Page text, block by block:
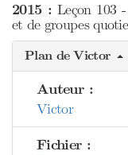
2015 : Leçon 103
et de groupes
Plan de Victor
Auteur :
Victor
Fichier :